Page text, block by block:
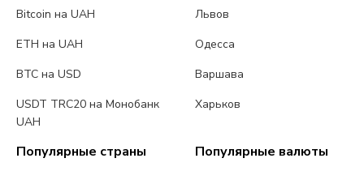
Bitcoin на UAH
ETH на UAH
BTC на USD
USDT TRC20 на Монобанк
UAH
Львов
Одесса
Варшава
Харьков
Популярные страны Популярные валюты